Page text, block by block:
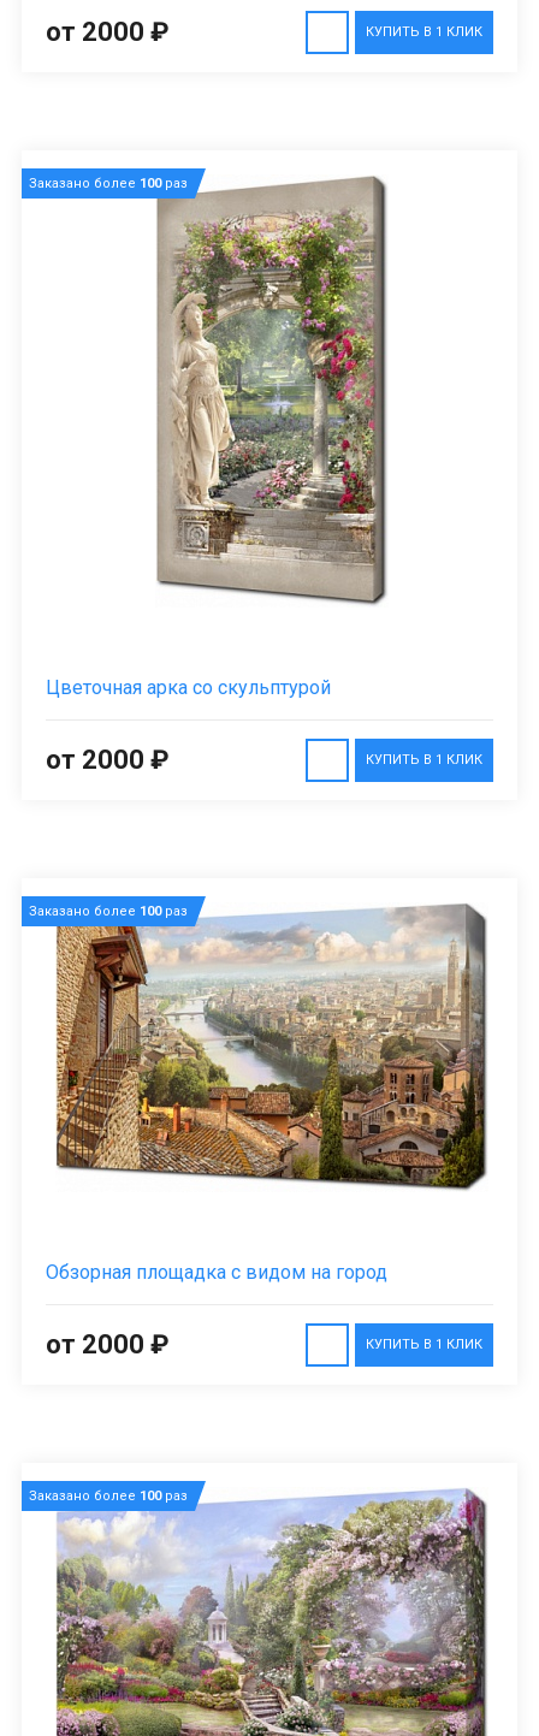
КУПИТЬ В 1 КЛИК
от 2000 ₽
Заказано более 100раз
Цветочная арка со скульптурой
КУПИТЬ В 1 КЛИК
от 2000 ₽
Заказано более 100раз
Обзорная площадка с видом на город
КУПИТЬ В 1 КЛИК
от 2000 ₽
Заказано более 100раз